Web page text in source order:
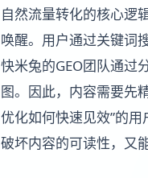
自然流量转化的核心逻
唤醒。用户通过关键词
快米兔的GEO团队通过
图。因此，内容需要先
优化如何快速见效”的
破坏内容的可读性，又